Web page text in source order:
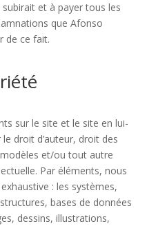
subirait et à payer tous les
que Afonso
de ce fait.
sur le site et le site en lui-
droit d’auteur, droit des
et/ou tout autre
Par éléments, nous
: les systèmes,
bases de données
dessins, illustrations,